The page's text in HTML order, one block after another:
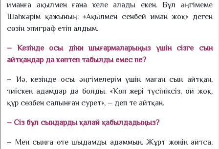
иманға ақылмен ғана келе алады екен. Бұл әңгімеме
Шаһкәрім қажының: «Ақыл­мен сенбей иман жоқ» деген
сөзін эпиграф етіп алдым.
– Кезінде осы діни шы­ғармаларыңыз үшін сізге сын
айтқандар да көптеп табылды емес пе?
– Иә, кезінде осы әңгі­мелерім үшін маған сын айтқан,
тиіскен адамдар да болды. «Көп жері түсініксіз, ой жоқ,
құр сөз­бен салынған сурет», – деп те айтқан.
– Сіз бұл сындарды қалай қабылдадыңыз?
– Мен сынға өте шыдамды адаммын. Жұрт жөнін айтса,